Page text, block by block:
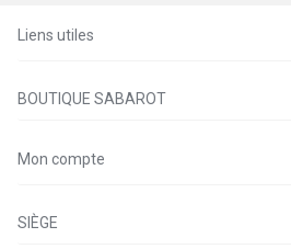
Liens utiles
BOUTIQUE SABAROT
Mon compte
SIÈGE